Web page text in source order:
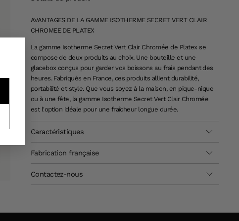
AVANTAGES DE LA GAMME ISOTHERME SECRET VERT CLAIR
CHROMEE DE PLATEX
La gamme Isotherme Secret Vert Clair Chromée de Platex se
compose de deux produits au choix. Une bouteille et une
glacebox conçus pour garder vos boissons au frais pendant des
heures. Fabriqués en France, ces produits allient durabilité,
portabilité et style. Que vous soyez à la maison, en pique-nique
ou à une fête, la gamme Isotherme Secret Vert Clair Chromée
est l'option idéale pour une fraîcheur longue durée.
Caractéristiques
Fabrication française
Contactez-nous